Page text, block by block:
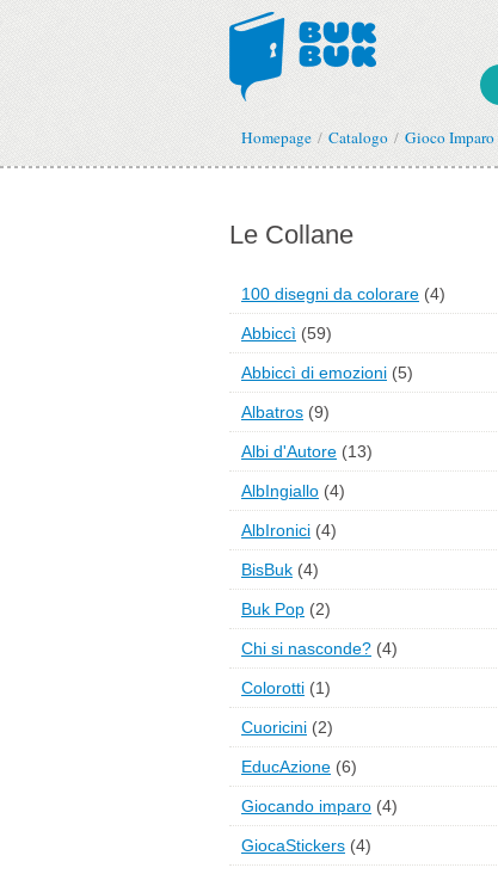
Homepage Catalogo Gioco Imparo
Le Collane
100 disegni da colorare (4)
Abbiccì (59)
Abbiccì di emozioni (5)
Albatros (9)
Albi d'Autore (13)
AlbIngiallo (4)
AlbIronici (4)
BisBuk (4)
Buk Pop (2)
Chi si nasconde? (4)
Colorotti (1)
Cuoricini (2)
EducAzione (6)
Giocando imparo (4)
GiocaStickers (4)